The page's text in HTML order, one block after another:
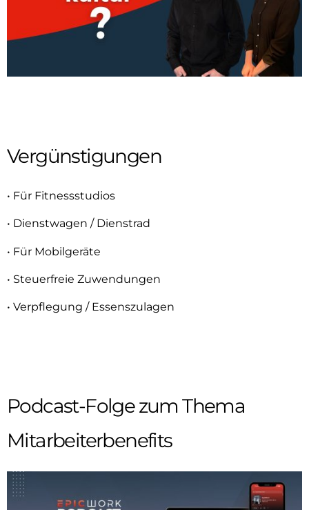
Vergünstigungen
• Für Fitnessstudios
• Dienstwagen / Dienstrad
• Für Mobilgeräte
• Steuerfreie Zuwendungen
• Verpflegung / Essenszulagen
Podcast-Folge zum Thema
Mitarbeiterbenefits